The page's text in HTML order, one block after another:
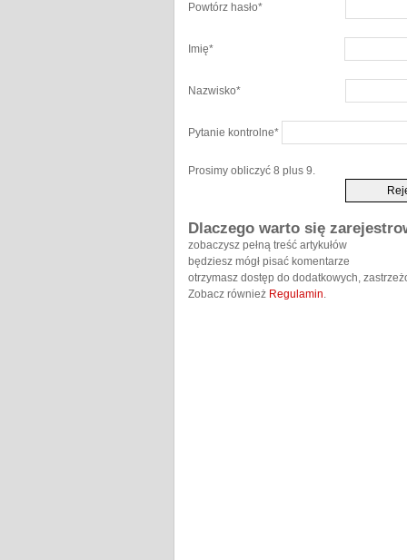
Powtórz hasło*
Imię*
Nazwisko*
Pytanie kontrolne*
Prosimy obliczyć 8 plus 9.
Dlaczego warto się
zobaczysz pełną treść artykułów
będziesz mógł pisać komentarze
otrzymasz dostęp do dodatkowych,
Zobacz również Regulamin.